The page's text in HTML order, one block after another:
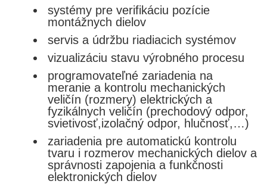
systémy pre verifikáciu pozície
montážnych dielov
servis a údržbu riadiacich systémov
vizualizáciu stavu výrobného procesu
programovateľné zariadenia na
meranie a kontrolu mechanických
veličín (rozmery) elektrických a
fyzikálnych veličín (prechodový odpor,
svietivosť,izolačný odpor, hlučnosť,…)
zariadenia pre automatickú kontrolu
tvaru i rozmerov mechanických dielov a
správnosti zapojenia a funkčnosti
elektronických dielov